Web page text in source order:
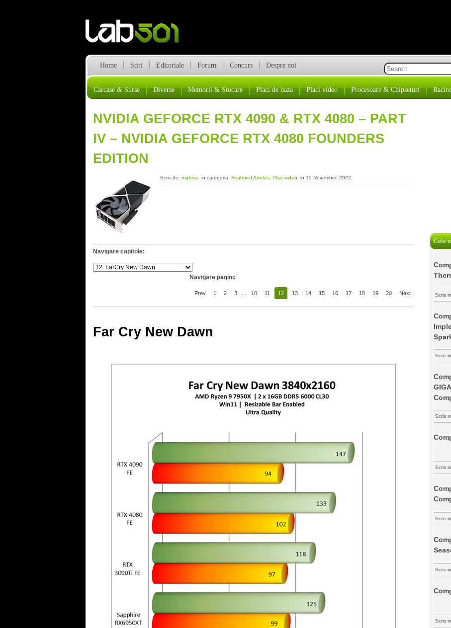
Home Stiri Editoriale Forum Concurs Despre noi
Carcase & Surse Diverse Memorii & Stocare Placi de baza Placi video Procesoare & Chipseturi Racire
NVIDIA GEFORCE RTX 4090 & RTX 4080 – PART
IV – NVIDIA GEFORCE RTX 4080 FOUNDERS
EDITION
Scris de: matose , in categoria: Featured Articles, Placi video, in 15 November, 2022.
Navigare capitole:
Navigare pagini:
Prev 1 2 3 10 11 12 13 14 15 16 17 18 19 20 Next
Far Cry New Dawn
Cele
Scris
Scris
Scris
Scris
Scris
Scris
Scris